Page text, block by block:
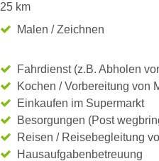
25 km
Malen / Zeichnen
Fahrdienst (z.B. Abholen
Kochen / Vorbereitung von
Einkaufen im Supermarkt
Besorgungen (Post
Reisen / Reisebegleitung
Hausaufgabenbetreuung